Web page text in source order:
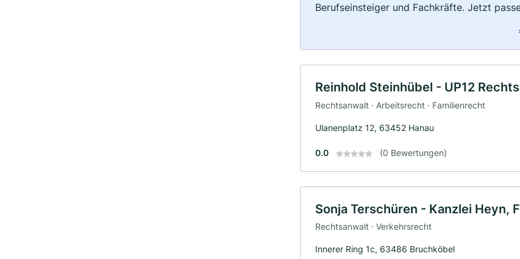
Berufseinsteiger und Fachkräfte. Jetzt
Reinhold Steinhübel - UP12
Rechtsanwalt · Arbeitsrecht · Familienrecht
Ulanenplatz 12, 63452 Hanau
0.0 (0 Bewertungen)
Sonja Terschüren - Kanzlei Heyn,
Rechtsanwalt · Verkehrsrecht
Innerer Ring 1c, 63486 Bruchköbel